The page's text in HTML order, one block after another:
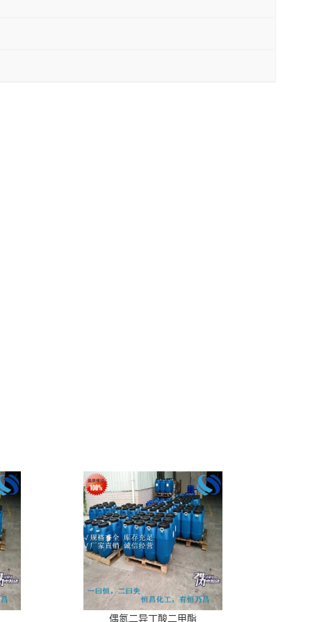
偶氮二异丁酸二甲酯